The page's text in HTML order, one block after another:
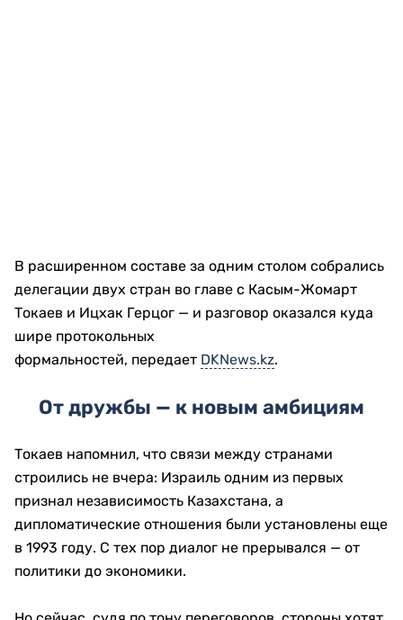
В расширенном составе за одним столом собрались
делегации двух стран во главе с Касым-Жомарт
Токаев и Ицхак Герцог — и разговор оказался куда
шире протокольных
формальностей, передает DKNews.kz.
От дружбы — к новым амбициям
Токаев напомнил, что связи между странами
строились не вчера: Израиль одним из первых
признал независимость Казахстана, а
дипломатические отношения были установлены еще
в 1993 году. С тех пор диалог не прерывался — от
политики до экономики.